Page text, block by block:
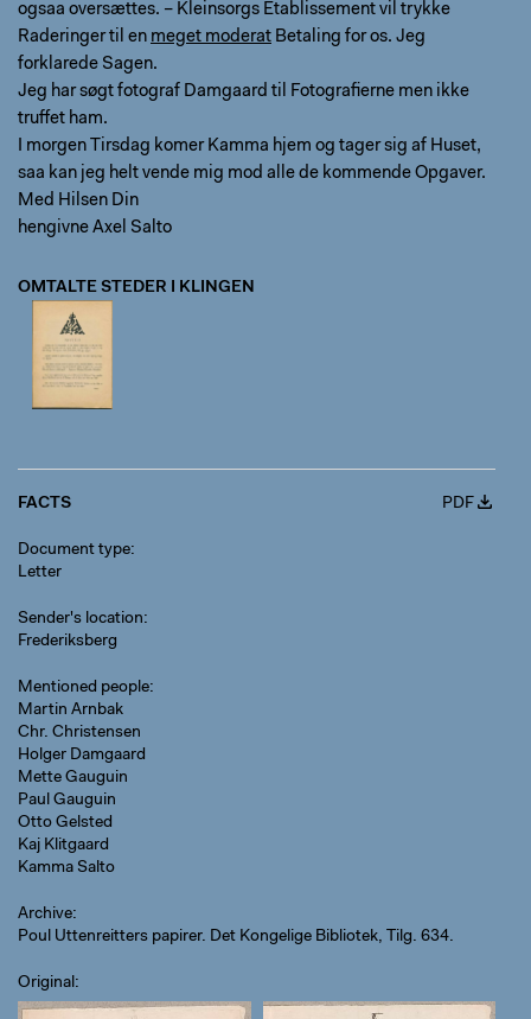
ogsaa oversættes. – Kleinsorgs Etablissement vil trykke
Raderinger til en meget moderat Betaling for os. Jeg
forklarede Sagen.
Jeg har søgt fotograf Damgaard til Fotografierne men ikke
truffet ham.
I morgen Tirsdag komer Kamma hjem og tager sig af Huset,
saa kan jeg helt vende mig mod alle de kommende Opgaver.
Med Hilsen Din
hengivne Axel Salto
OMTALTE STEDER I KLINGEN
FACTS PDF
Document type
Letter
Sender's location
Frederiksberg
Mentioned people
Martin Arnbak
Chr. Christensen
Holger Damgaard
Mette Gauguin
Paul Gauguin
Otto Gelsted
Kaj Klitgaard
Kamma Salto
Archive
Poul Uttenreitters papirer. Det Kongelige Bibliotek, Tilg. 634.
Original